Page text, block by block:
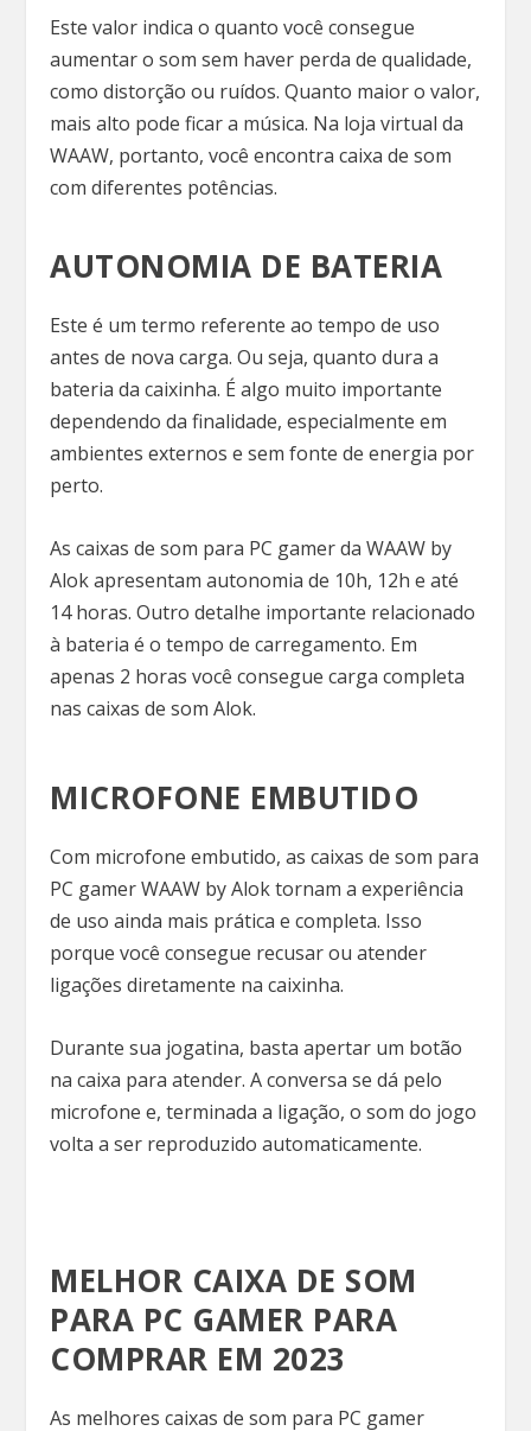
Este valor indica o quanto você consegue
aumentar o som sem haver perda de qualidade,
como distorção ou ruídos. Quanto maior o valor,
mais alto pode ficar a música. Na loja virtual da
WAAW, portanto, você encontra caixa de som
com diferentes potências.
AUTONOMIA DE BATERIA
Este é um termo referente ao tempo de uso
antes de nova carga. Ou seja, quanto dura a
bateria da caixinha. É algo muito importante
dependendo da finalidade, especialmente em
ambientes externos e sem fonte de energia por
perto.
As caixas de som para PC gamer da WAAW by
Alok apresentam autonomia de 10h, 12h e até
14 horas. Outro detalhe importante relacionado
à bateria é o tempo de carregamento. Em
apenas 2 horas você consegue carga completa
nas caixas de som Alok.
MICROFONE EMBUTIDO
Com microfone embutido, as caixas de som para
PC gamer WAAW by Alok tornam a experiência
de uso ainda mais prática e completa. Isso
porque você consegue recusar ou atender
ligações diretamente na caixinha.
Durante sua jogatina, basta apertar um botão
na caixa para atender. A conversa se dá pelo
microfone e, terminada a ligação, o som do jogo
volta a ser reproduzido automaticamente.
MELHOR CAIXA DE SOM
PARA PC GAMER PARA
COMPRAR EM 2023
As melhores caixas de som para PC gamer